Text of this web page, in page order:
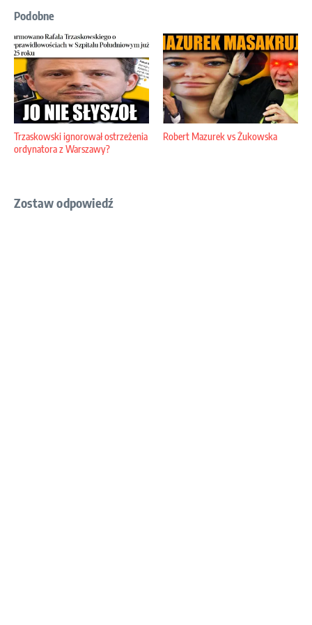
Podobne
Trzaskowski ignorował ostrzeżenia
ordynatora z Warszawy?
Robert Mazurek vs Żukowska
Zostaw odpowiedź